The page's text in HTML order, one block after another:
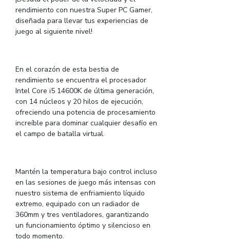
rendimiento con nuestra Super PC Gamer,
diseñada para llevar tus experiencias de
juego al siguiente nivel!
En el corazón de esta bestia de
rendimiento se encuentra el procesador
Intel Core i5 14600K de última generación,
con 14 núcleos y 20 hilos de ejecución,
ofreciendo una potencia de procesamiento
increíble para dominar cualquier desafío en
el campo de batalla virtual.
Mantén la temperatura bajo control incluso
en las sesiones de juego más intensas con
nuestro sistema de enfriamiento líquido
extremo, equipado con un radiador de
360mm y tres ventiladores, garantizando
un funcionamiento óptimo y silencioso en
todo momento.